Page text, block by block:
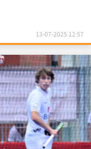
13-07-2025 12:57